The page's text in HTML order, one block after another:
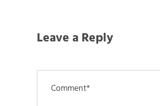
Leave a Reply